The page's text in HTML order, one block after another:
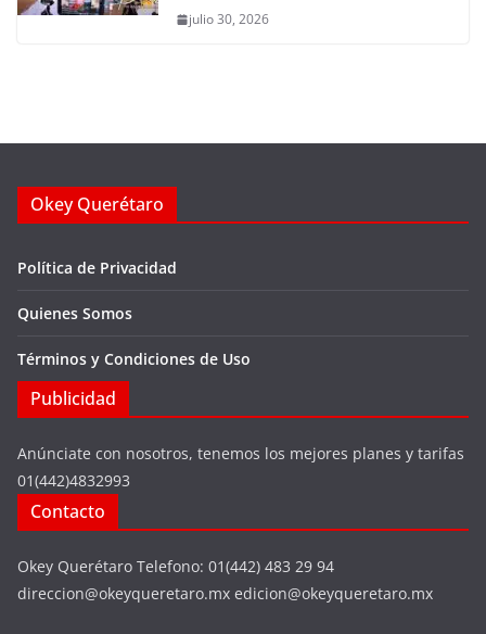
julio 30, 2026
Okey Querétaro
Política de Privacidad
Quienes Somos
Términos y Condiciones de Uso
Publicidad
Anúnciate con nosotros, tenemos los mejores planes y tarifas
01(442)4832993
Contacto
Okey Querétaro Telefono: 01(442) 483 29 94
direccion@okeyqueretaro.mx edicion@okeyqueretaro.mx